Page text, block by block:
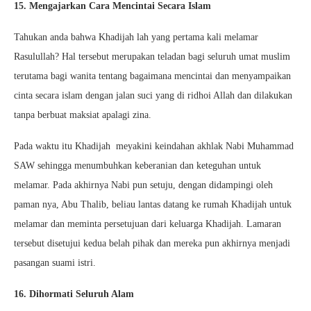
15. Mengajarkan Cara Mencintai Secara Islam
Tahukan anda bahwa Khadijah lah yang pertama kali melamar
Rasulullah? Hal tersebut merupakan teladan bagi seluruh umat muslim
terutama bagi wanita tentang bagaimana mencintai dan menyampaikan
cinta secara islam dengan jalan suci yang di ridhoi Allah dan dilakukan
tanpa berbuat maksiat apalagi zina.
Pada waktu itu Khadijah meyakini keindahan akhlak Nabi Muhammad
SAW sehingga menumbuhkan keberanian dan keteguhan untuk
melamar. Pada akhirnya Nabi pun setuju, dengan didampingi oleh
paman nya, Abu Thalib, beliau lantas datang ke rumah Khadijah untuk
melamar dan meminta persetujuan dari keluarga Khadijah. Lamaran
tersebut disetujui kedua belah pihak dan mereka pun akhirnya menjadi
pasangan suami istri.
16. Dihormati Seluruh Alam